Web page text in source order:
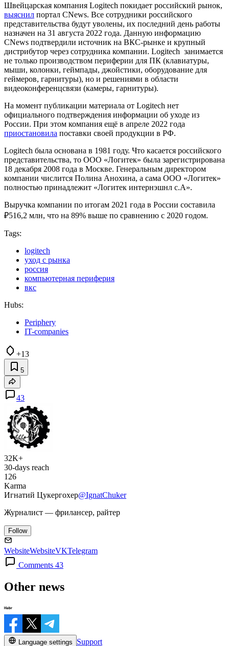
Швейцарская компания Logitech покидает российский рынок,
выяснил портал CNews. Все сотрудники российского
представительства будут уволены, их последний день работы
назначен на 31 августа 2022 года. Данную информацию
CNews подтвердили источник на ВКС-рынке и крупный
дистрибутор через сотрудника компании. Logitech занимается
не только производством периферии для ПК (клавиатуры,
мыши, колонки, геймпады, джойстики, оборудование для
геймеров, гарнитуры), но и решениями в области
видеоконференцсвязи (камеры, гарнитуры).
На момент публикации материала от Logitech нет
официального подтверждения информации об уходе из
России. При этом компания ещё в апреле 2022 года
приостановила поставки своей продукции в РФ.
Logitech была основана в 1981 году. Что касается российского
представительства, то ООО «Логитек» была зарегистрирована
18 декабря 2008 года в Москве. Генеральным директором
компании числится Полина Анохина, а сама ООО «Логитек»
полностью принадлежит «Логитек интернэшнл с.А».
Выручка компании по итогам 2021 года в России составила
₽516,2 млн, что на 89% выше по сравнению с 2020 годом.
Tags:
logitech
уход с рынка
россия
компьютерная периферия
вкс
Hubs:
Periphery
IT-companies
+13
5
43
32K+
30-days reach
126
Karma
Игнатий Цукергохер@IgnatChuker
Журналист — фрилансер, райтер
Follow
WebsiteWebsiteVKTelegram
Comments 43
Other news
Language settings Support